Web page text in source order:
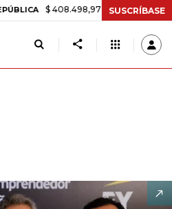
$ 408.498,97 +$ 8.753,81 +2,19%
SUSCRÍBASE